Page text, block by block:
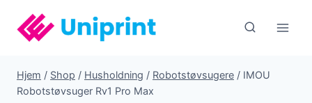
indhold
Hjem / Shop / Husholdning / Robotstøvsugere / IMOU
Robotstøvsuger Rv1 Pro Max